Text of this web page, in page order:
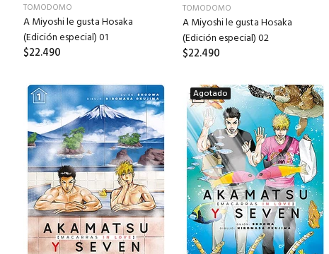
TOMODOMO
A Miyoshi le gusta Hosaka
(Edición especial) 01
$22.490
TOMODOMO
A Miyoshi le gusta Hosaka
(Edición especial) 02
$22.490
Agotado